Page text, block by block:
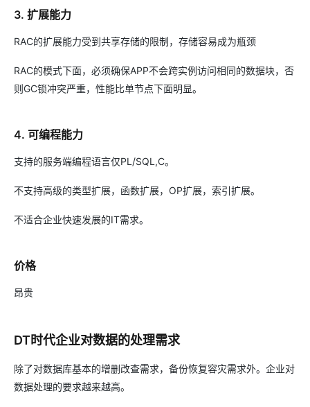
3. 扩展能力
RAC的扩展能力受到共享存储的限制，存储容易成为瓶颈
RAC的模式下面，必须确保APP不会跨实例访问相同的数据块，否
则GC锁冲突严重，性能比单节点下面明显。
4. 可编程能力
支持的服务端编程语言仅PL/SQL,C。
不支持高级的类型扩展，函数扩展，OP扩展，索引扩展。
不适合企业快速发展的IT需求。
价格
昂贵
DT时代企业对数据的处理需求
除了对数据库基本的增删改查需求，备份恢复容灾需求外。企业对
数据处理的要求越来越高。